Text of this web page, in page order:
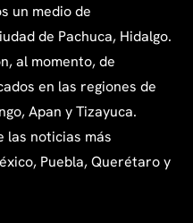
un medio de
de Pachuca, Hidalgo.
al momento, de
en las regiones de
Apan y Tizayuca.
las noticias más
Puebla, Querétaro y